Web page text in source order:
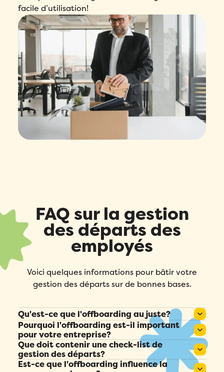
facile d’utilisation!
FAQ sur la gestion
des départs des
employés
Voici quelques informations pour bâtir votre
gestion des départs sur de bonnes bases.
Qu'est-ce que l'offboarding au juste?
Il s’agit de la gestion du départ d’un employé,
incluant les aspects administratifs, techniques
et RH.
Pourquoi l'offboarding est-il important
pour votre entreprise?
Il protège les actifs de l’entreprise, conserve le
savoir-faire et favorise une bonne réputation
auprès des anciens employés.
Que doit contenir une check-list de
gestion des départs?
Des tâches comme la documentation, la
Est-ce que l'offboarding influence la
Remplissez ce formulaire pour réserver
votre démo personnalisée!
Email *
Téléphone *
Nombre d'employés
Veuillez saisir un nombre supérieur ou
égal à0.
Prénom *
Quel produit Folks vous intéresse le plus? *
Compagnie *
Email *
Prénom *
Nom
Téléphone *
Compagnie *